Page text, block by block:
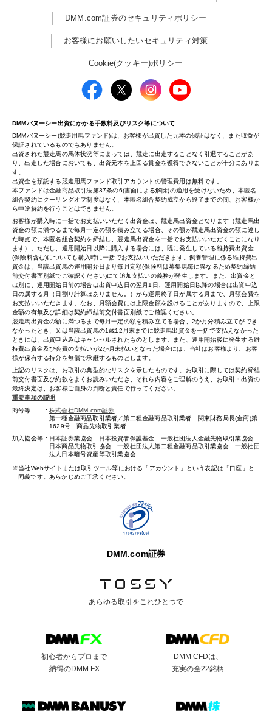
DMM.com証券のセキュリティポリシー
お客様にお願いしたいセキュリティ対策
Cookie(クッキー)ポリシー
DMMバヌーシー出資にかかる手数料及びリスク等について
DMMバヌーシー(競走用馬ファンド)は、お客様が出資した元本の保証はなく、また収益が
保証されているものでもありません。
出資された競走馬の馬体状況等によっては、競走に出走することなく引退することがあ
り、出走した場合においても、出資元本を上回る賞金を獲得できないことが十分にありま
す。
出資金を預託する競走用馬ファンド取引アカウントの管理費用は無料です。
本ファンドは金融商品取引法第37条の6(書面による解除)の適用を受けないため、本匿名
組合契約にクーリングオフ制度はなく、本匿名組合契約成立から終了までの間、お客様か
ら中途解約を行うことはできません。
お客様が購入時に一括でお支払いいただく出資金は、競走馬出資金となります（競走馬出
資金の額に満つるまで毎月一定の額を積み立てる場合、その額が競走馬出資金の額に達し
た時点で、本匿名組合契約を締結し、競走馬出資金を一括でお支払いいただくことになり
ます）。ただし、運用開始日以降に購入する場合には、既に発生している維持費出資金
(保険料含む)についても購入時に一括でお支払いいただきます。飼養管理に係る維持費出
資金は、当該出資馬の運用開始日より毎月定額(保険料は募集馬毎に異なるため契約締結
前交付書面別紙でご確認ください)にて追加支払いの義務が発生します。また、出資金と
は別に、運用開始日前の場合は出資申込日の翌月1日、運用開始日以降の場合は出資申込
日の属する月（日割り計算はありません。）から運用終了日が属する月まで、月額会費を
お支払いいただきます。なお、月額会費には上限金額を設けることがありますので、上限
金額の有無及び詳細は契約締結前交付書面別紙でご確認ください。
競走馬出資金の額に満つるまで毎月一定の額を積み立てる場合、2か月分積み立てができ
なかったとき、又は当該出資馬の1歳12月末までに競走馬出資金を一括で支払えなかった
ときには、出資申込みはキャンセルされたものとします。また、運用開始後に発生する維
持費出資金及び会費の支払いが2か月未払いとなった場合には、当社はお客様より、お客
様が保有する持分を無償で承継するものとします。
上記のリスクは、お取引の典型的なリスクを示したものです。お取引に際しては契約締結
前交付書面及び約款をよくお読みいただき、それら内容をご理解のうえ、お取引・出資の
最終決定は、お客様ご自身の判断と責任で行ってください。
重要事項の説明
商号等
株式会社DMM.com証券
第一種金融商品取引業者／第二種金融商品取引業者 関東財務局長(金商)第
1629号 商品先物取引業者
加入協会等
日本証券業協会 日本投資者保護基金 一般社団法人金融先物取引業協会
日本商品先物取引協会 一般社団法人第二種金融商品取引業協会 一般社団
法人日本暗号資産等取引業協会
当社Webサイトまたは取引ツール等における「アカウント」という表記は「口座」と
同義です。あらかじめご了承ください。
DMM.com証券
あらゆる取引を これひとつで
初心者からプロまで
納得のDMM FX
DMM CFDは、
充実の全22銘柄